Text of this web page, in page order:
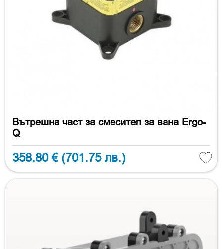
Вътрешна част за смесител за вана Ergo-
Q
358.80 € (701.75 лв.)